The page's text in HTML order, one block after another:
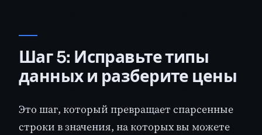
Шаг 5: Исправьте типы
данных и разберите цены
Это шаг, который превращает спарсенные
строки в значения, на которых вы можете